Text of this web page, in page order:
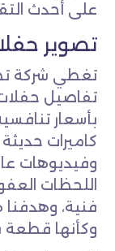
على أحدث
تصوير
تغطي شركة
تفاصيل
بأسعار
كاميرات
وفيديوهات
اللحظات
فنية، وهدفنا
وكأنها قطعة